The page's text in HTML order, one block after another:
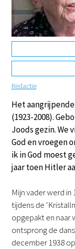
Redactie
Het
(1923-2008).
Joods gezin. We
God en vroegen
ik in God moest
jaar toen Hitler
Mijn vader werd
tijdens de
opgepakt en naar
ontsprong de
december 1938